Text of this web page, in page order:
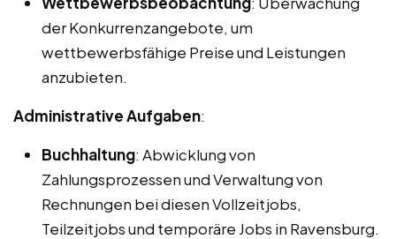
der Konkurrenzangebote, um
wettbewerbsfähige Preise und Leistungen
anzubieten.
Administrative Aufgaben:
Buchhaltung: Abwicklung von
Zahlungsprozessen und Verwaltung von
Rechnungen bei diesen Vollzeitjobs,
Teilzeitjobs und temporäre Jobs in Ravensburg.